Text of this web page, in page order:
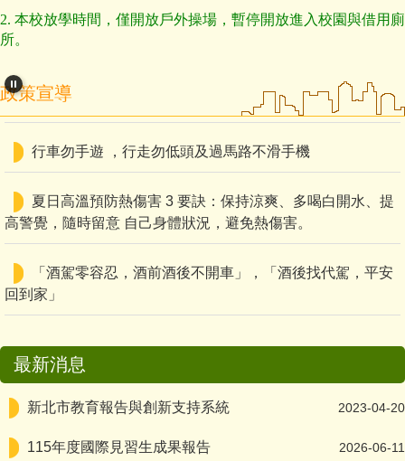
2. 本校放學時間，僅開放戶外操場，暫停開放進入校園與借用廁
所。
政策宣導
酒後不開車，全家才安心。路口慢看停，行人最安心。
注意防曬如戴太陽 眼鏡、寬邊帽及擦防曬乳。
高警覺，隨時留意 自己身體狀況，避免熱傷害。
回到家」
汽機車行經路口遇行人，均應暫停，讓行人先行。
罩
最新消息
新北市教育報告與創新支持系統 2023-04-20
115年度國際見習生成果報告 2026-06-11